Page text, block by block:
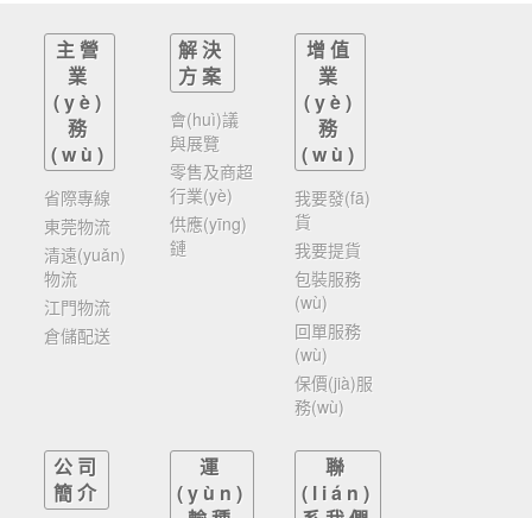
主營
業
(yè)
務
(wù)
省際專線
東莞物流
清遠(yuǎn)
物流
江門物流
倉儲配送
解決
方案
會(huì)議
與展覽
零售及商超
行業(yè)
供應(yīng)
鏈
增值
業
(yè)
務
(wù)
我要發(fā)
貨
我要提貨
包裝服務
(wù)
回單服務
(wù)
保價(jià)服
務(wù)
公司
簡介
運
(yùn)
聯
(lián)